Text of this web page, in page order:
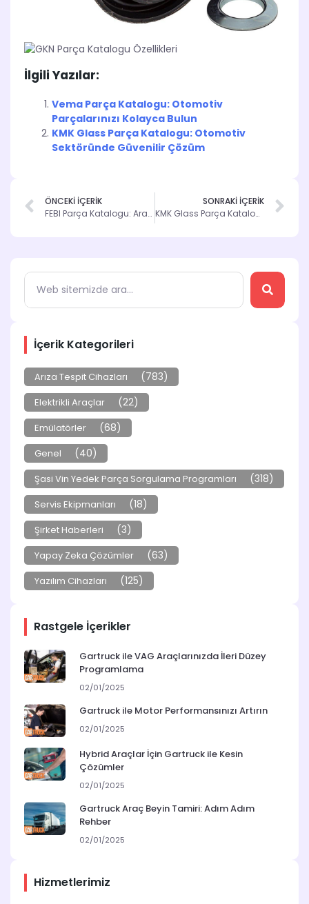
İçerik Kategorileri
Arıza Tespit Cihazları (783)
Elektrikli Araçlar (22)
Emülatörler (68)
Genel (40)
Şasi Vin Yedek Parça Sorgulama Programları (318)
Servis Ekipmanları (18)
Şirket Haberleri (3)
Yapay Zeka Çözümler (63)
Yazılım Cihazları (125)
Rastgele İçerikler
Gartruck ile VAG Araçlarınızda İleri Düzey
Programlama
02/01/2025
Gartruck ile Motor Performansınızı Artırın
02/01/2025
Hybrid Araçlar İçin Gartruck ile Kesin
Çözümler
02/01/2025
Gartruck Araç Beyin Tamiri: Adım Adım
Rehber
02/01/2025
Hizmetlerimiz
İlgili Yazılar:
Vema Parça Katalogu: Otomotiv
Parçalarınızı Kolayca Bulun
KMK Glass Parça Katalogu: Otomotiv
Sektöründe Güvenilir Çözüm
ÖNCEKİ İÇERİK
FEBI Parça Katalogu: Araç Bakımında Güvenilir Çözüm
SONRAKİ İÇERİK
KMK Glass Parça Katalogu: Otomotiv Sektöründe Güvenilir Çözüm